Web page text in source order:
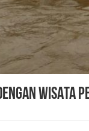
WISATA